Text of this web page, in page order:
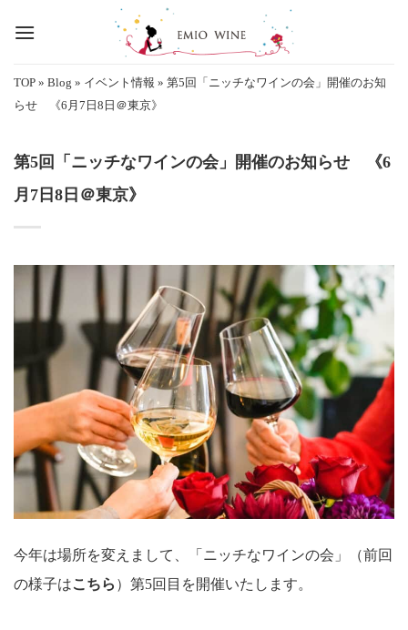
TOP » Blog » イベント情報 » 第5回「ニッチなワインの会」開催のお知
らせ 《6月7日8日＠東京》
第5回「ニッチなワインの会」開催のお知らせ 《6
月7日8日＠東京》
今年は場所を変えまして、「ニッチなワインの会」（前回
の様子はこちら ）第5回目を開催いたします。